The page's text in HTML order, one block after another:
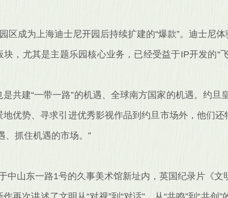
区成为上海迪士尼开园后持续扩建的“爆款”。迪士尼
，尤其是主题乐园核心业务，已经受益于IP开发的“
共建“一带一路”的机遇、全球南方国家的机遇。约旦
优势、寻求引进优秀影视作品到约旦市场外，他们
、抓住机遇的市场。”
中山东一路1号的久事美术馆新址内，英国纪录片《